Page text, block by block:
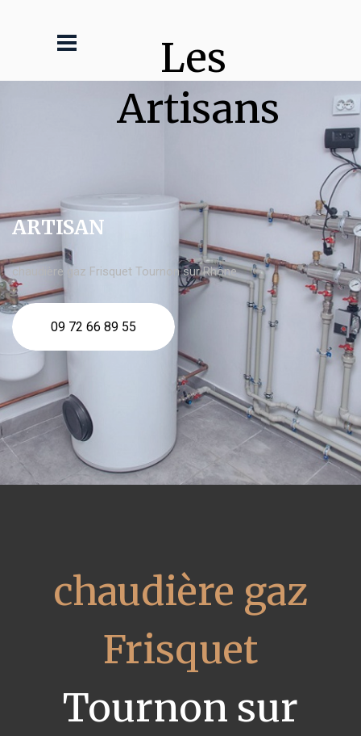
Les
Artisans
ARTISAN
chaudière gaz Frisquet Tournon sur Rhône
09 72 66 89 55
chaudière gaz
Frisquet
Tournon sur